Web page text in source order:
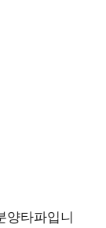
양타파입니